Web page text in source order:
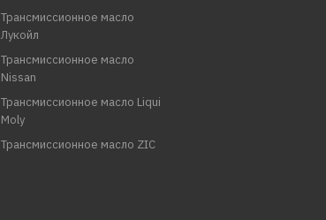
Трансмиссионное масло
Лукойл
Трансмиссионное масло
Nissan
Трансмиссионное масло Liqui
Moly
Трансмиссионное масло ZIC